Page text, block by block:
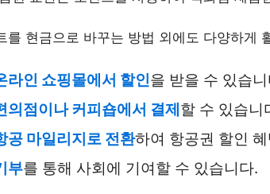
를 현금으로 바꾸는 방법 외에도 다양하게
라인 쇼핑몰에서 할인을 받을 수 있습
의점이나 커피숍에서 결제 할 수 있습니
공 마일리지로 전환하여 항공권 할인
부를 통해 사회에 기여할 수 있습니다.